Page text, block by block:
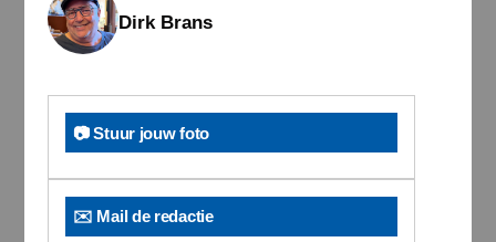
Dirk Brans
📷 Stuur jouw foto
✉️ Mail de redactie